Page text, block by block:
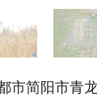
简阳市青龙